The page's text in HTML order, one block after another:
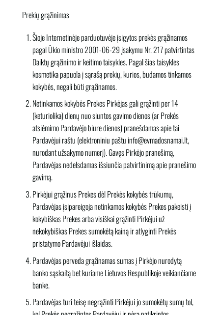
Prekių grąžinimas
Šioje Internetinėje parduotuvėje įsigytos prekės grąžinamos
pagal Ūkio ministro 2001-06-29 įsakymu Nr. 217 patvirtintas
Daiktų grąžinimo ir keitimo taisykles. Pagal šias taisykles
kosmetika papuola į sąrašą prekių, kurios, būdamos tinkamos
kokybės, negali būti grąžinamos.
Netinkamos kokybės Prekes Pirkėjas gali grąžinti per 14
(keturiolika) dienų nuo siuntos gavimo dienos (ar Prekės
atsiėmimo Pardavėjo biure dienos) pranešdamas apie tai
Pardavėjui raštu (elektroniniu paštu info@evmadosnamai.lt,
nurodant užsakymo numerį). Gavęs Pirkėjo pranešimą,
Pardavėjas nedelsdamas išsiunčia patvirtinimą apie pranešimo
gavimą.
Pirkėjui grąžinus Prekes dėl Prekės kokybės trūkumų,
Pardavėjas įsipareigoja netinkamos kokybės Prekes pakeisti į
kokybiškas Prekes arba visiškai grąžinti Pirkėjui už
nekokybiškas Prekes sumokėtą kainą ir atlyginti Prekės
pristatymo Pardavėjui išlaidas.
Pardavėjas perveda grąžinamas sumas į Pirkėjo nurodytą
banko sąskaitą bet kuriame Lietuvos Respublikoje veikiančiame
banke.
Pardavėjas turi teisę negrąžinti Pirkėjui jo sumokėtų sumų tol,